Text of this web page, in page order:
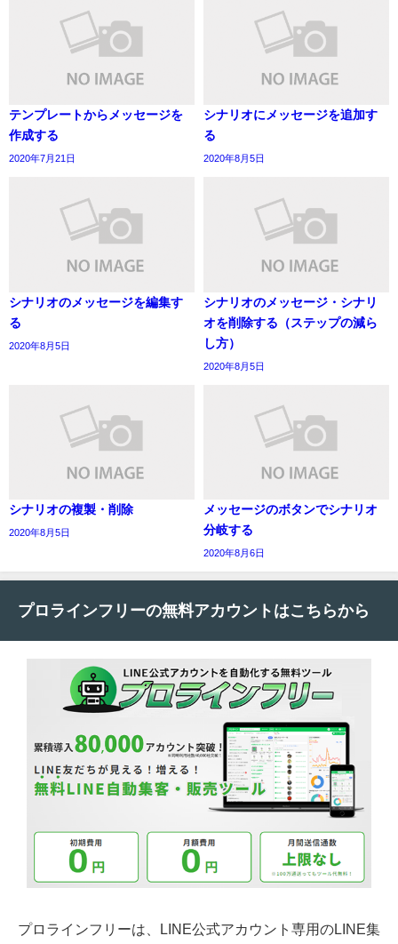
テンプレートからメッセージを
作成する
2020年7月21日
シナリオにメッセージを追加す
る
2020年8月5日
シナリオのメッセージを編集す
る
2020年8月5日
シナリオのメッセージ・シナリ
オを削除する（ステップの減ら
し方）
2020年8月5日
シナリオの複製・削除
2020年8月5日
メッセージのボタンでシナリオ
分岐する
2020年8月6日
プロラインフリーの無料アカウントはこちらから
プロラインフリーは、LINE公式アカウント専用のLINE集